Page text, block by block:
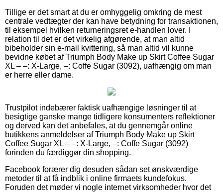
Tillige er det smart at du er omhyggelig omkring de mest
centrale vedtægter der kan have betydning for transaktionen,
til eksempel hvilken returneringsret e-handlen lover. I
relation til det er det virkelig afgørende, at man altid
bibeholder sin e-mail kvittering, så man altid vil kunne
bevidne købet af Triumph Body Make up Skirt Coffee Sugar
XL – –: X-Large, –: Coffe Sugar (3092), uafhængig om man
er herre eller dame.
Trustpilot indebærer faktisk uafhængige løsninger til at
besigtige ganske mange tidligere konsumenters reflektioner
og derved kan det anbefales, at du gennemgår online
butikkens anmeldelser af Triumph Body Make up Skirt
Coffee Sugar XL – –: X-Large, –: Coffe Sugar (3092)
forinden du færdiggør din shopping.
Facebook forærer dig desuden sådan set ønskværdige
metoder til at få indblik i online firmaets kundefokus.
Foruden det møder vi nogle internet virksomheder hvor det